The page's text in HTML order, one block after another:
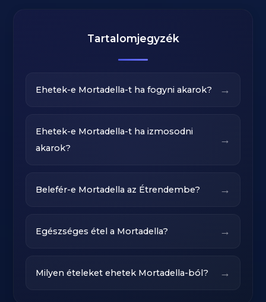
Tartalomjegyzék
Ehetek-e Mortadella-t ha fogyni akarok? →
Ehetek-e Mortadella-t ha izmosodni
akarok?
→
Belefér-e Mortadella az Étrendembe? →
Egészséges étel a Mortadella? →
Milyen ételeket ehetek Mortadella-ból? →